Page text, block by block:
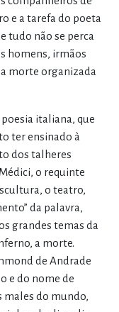
e a tarefa do poeta
tudo não se perca
homens, irmãos
morte organizada
italiana, que
ter ensinado à
dos talheres
o requinte
o teatro,
da palavra,
grandes temas da
a morte.
de Andrade
e do nome de
males do mundo,